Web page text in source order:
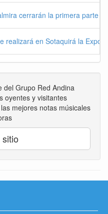
cerrarán la primera parte
realizará en Sotaquirá la
del Grupo Red Andina
oyentes y visitantes
mejores notas músicales